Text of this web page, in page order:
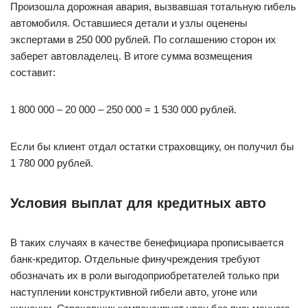
Произошла дорожная авария, вызвавшая тотальную гибель
автомобиля. Оставшиеся детали и узлы оценены
экспертами в 250 000 рублей. По соглашению сторон их
заберет автовладелец. В итоге сумма возмещения
составит:
1 800 000 – 20 000 – 250 000 = 1 530 000 рублей.
Если бы клиент отдал остатки страховщику, он получил бы
1 780 000 рублей.
Условия выплат для кредитных авто
В таких случаях в качестве бенефициара прописывается
банк-кредитор. Отдельные финучреждения требуют
обозначать их в роли выгодоприобретателей только при
наступлении конструктивной гибели авто, угоне или